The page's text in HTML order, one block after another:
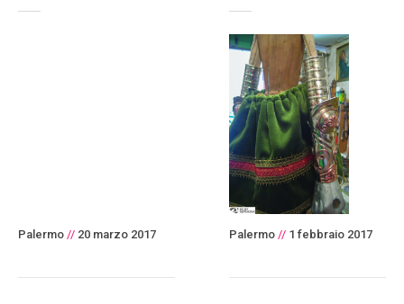
Palermo // 20 marzo 2017 Palermo // 1 febbraio 2017